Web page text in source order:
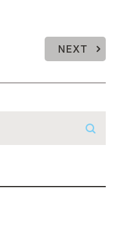
NEXT